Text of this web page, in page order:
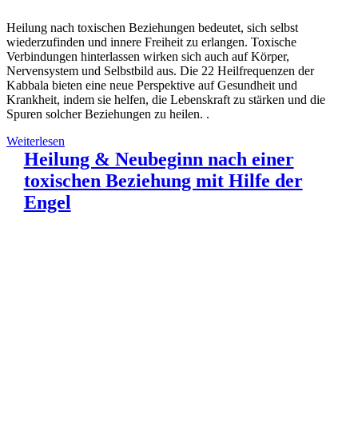
Heilung nach toxischen Beziehungen bedeutet, sich selbst
wiederzufinden und innere Freiheit zu erlangen. Toxische
Verbindungen hinterlassen wirken sich auch auf Körper,
Nervensystem und Selbstbild aus. Die 22 Heilfrequenzen der
Kabbala bieten eine neue Perspektive auf Gesundheit und
Krankheit, indem sie helfen, die Lebenskraft zu stärken und die
Spuren solcher Beziehungen zu heilen. .
Weiterlesen
Heilung & Neubeginn nach einer
toxischen Beziehung mit Hilfe der
Engel